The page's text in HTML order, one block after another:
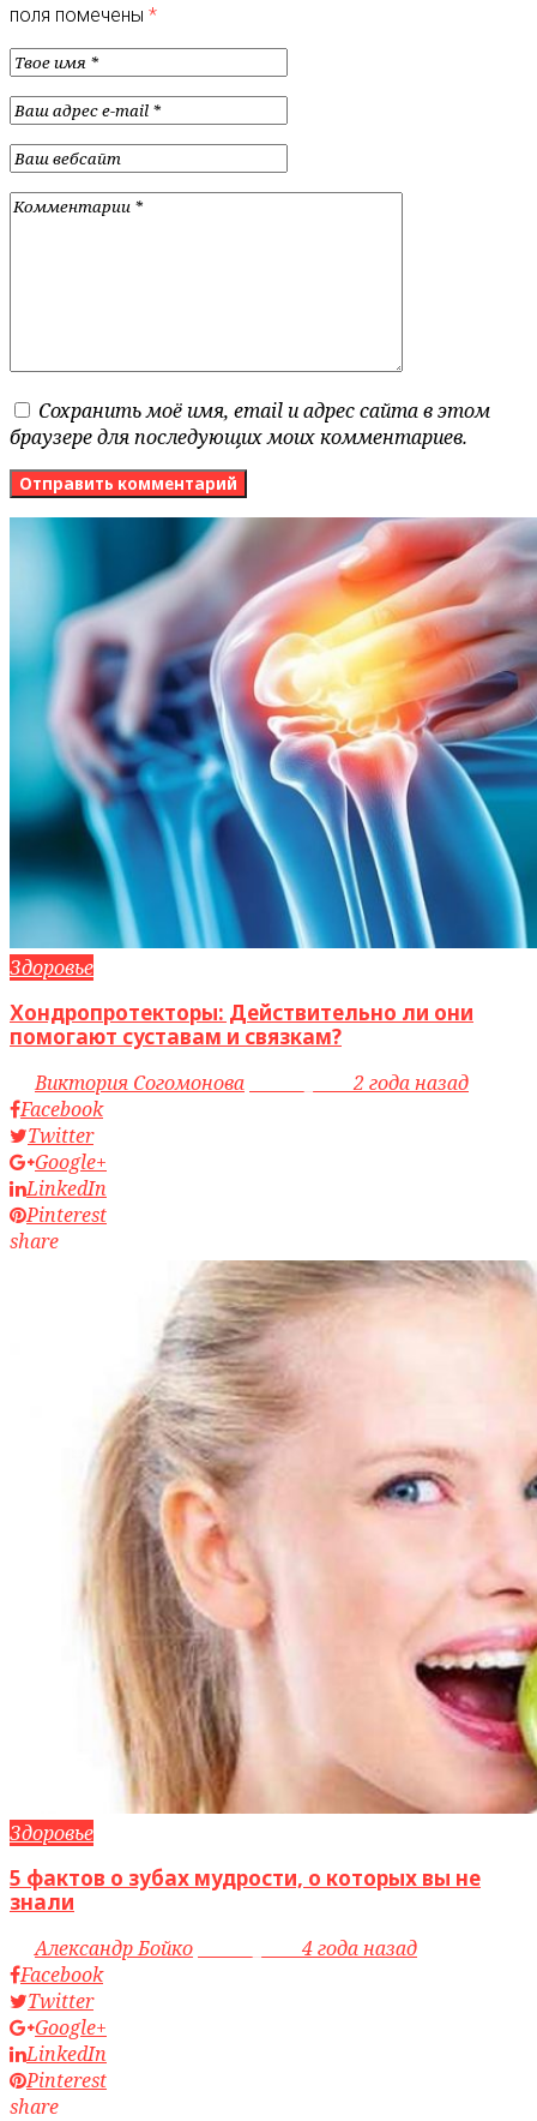
поля помечены *
Сохранить моё имя, email и адрес сайта в этом
браузере для последующих моих комментариев.
Здоровье
Хондропротекторы: Действительно ли они
помогают суставам и связкам?
byВиктория Согомонова access_time2 года назад
Facebook
Twitter
Google+
LinkedIn
Pinterest
share
Здоровье
5 фактов о зубах мудрости, о которых вы не
знали
byАлександр Бойко
4 года назад
Facebook
Twitter
Google+
LinkedIn
Pinterest
share